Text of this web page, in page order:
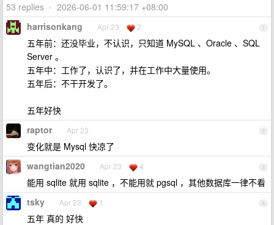
53 replies • 2026-06-01 11:59:17 +08:00
1
harrisonkang Apr 23 2
五年前：还没毕业，不认识，只知道 MySQL 、Oracle 、SQL
Server 。
五年中：工作了，认识了，并在工作中大量使用。
五年后：不干开发了。
五年好快
2
raptor Apr 23
变化就是 Mysql 快凉了
3
wangtian2020 Apr 23 4
能用 sqlite 就用 sqlite ，不能用就 pgsql ，其他数据库一律不看
4
tsky Apr 23 1
五年 真的 好快